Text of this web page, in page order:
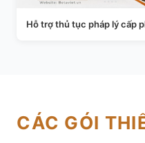
Hỗ trợ thủ tục pháp lý cấp
CÁC GÓI